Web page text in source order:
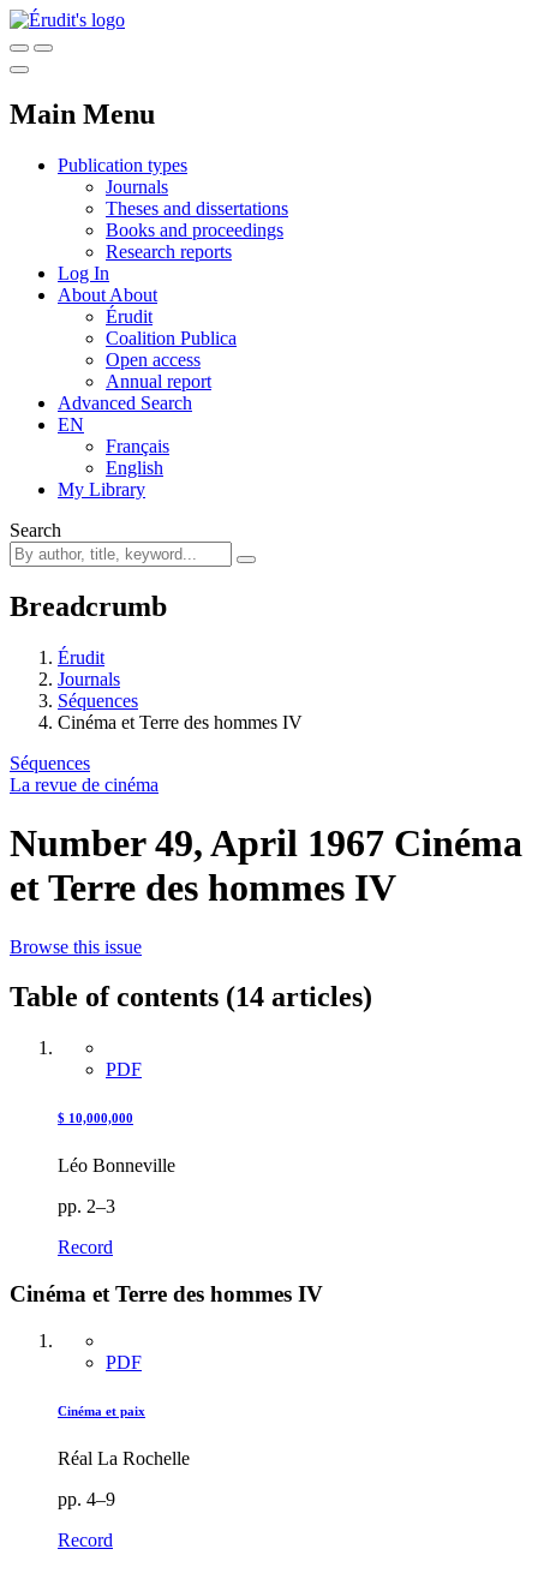
Main Menu
Publication types
Journals
Theses and dissertations
Books and proceedings
Research reports
Log In
About About
Érudit
Coalition Publica
Open access
Annual report
Advanced Search
EN
Français
English
My Library
Search
Breadcrumb
Érudit
Journals
Séquences
Cinéma et Terre des hommes IV
Séquences
La revue de cinéma
Number 49, April 1967 Cinéma
et Terre des hommes IV
Browse this issue
Table of contents (14 articles)
PDF
$ 10,000,000
Léo Bonneville
pp. 2–3
Record
Cinéma et Terre des hommes IV
PDF
Cinéma et paix
Réal La Rochelle
pp. 4–9
Record